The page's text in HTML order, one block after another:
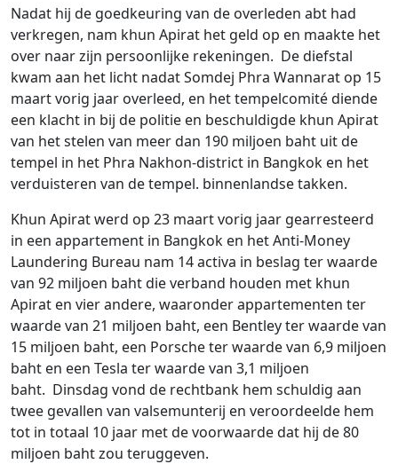
Nadat hij de goedkeuring van de overleden abt had
verkregen, nam khun Apirat het geld op en maakte het
over naar zijn persoonlijke rekeningen. De diefstal
kwam aan het licht nadat Somdej Phra Wannarat op 15
maart vorig jaar overleed, en het tempelcomité diende
een klacht in bij de politie en beschuldigde khun Apirat
van het stelen van meer dan 190 miljoen baht uit de
tempel in het Phra Nakhon-district in Bangkok en het
verduisteren van de tempel. binnenlandse takken.
Khun Apirat werd op 23 maart vorig jaar gearresteerd
in een appartement in Bangkok en het Anti-Money
Laundering Bureau nam 14 activa in beslag ter waarde
van 92 miljoen baht die verband houden met khun
Apirat en vier andere, waaronder appartementen ter
waarde van 21 miljoen baht, een Bentley ter waarde van
15 miljoen baht, een Porsche ter waarde van 6,9 miljoen
baht en een Tesla ter waarde van 3,1 miljoen
baht. Dinsdag vond de rechtbank hem schuldig aan
twee gevallen van valsemunterij en veroordeelde hem
tot in totaal 10 jaar met de voorwaarde dat hij de 80
miljoen baht zou teruggeven.